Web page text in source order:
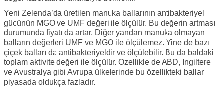
Yeni Zelenda’da üretilen manuka ballarının antibakteriyel
gücünün MGO ve UMF değeri ile ölçülür. Bu değerin artması
durumunda fiyatı da artar. Diğer yandan manuka olmayan
balların değerleri UMF ve MGO ile ölçülemez. Yine de bazı
çiçek balları da antibakteriyeldir ve ölçülebilir. Bu da baldaki
toplam aktivite değeri ile ölçülür. Özellikle de ABD, İngiltere
ve Avustralya gibi Avrupa ülkelerinde bu özellikteki ballar
piyasada oldukça fazladır.